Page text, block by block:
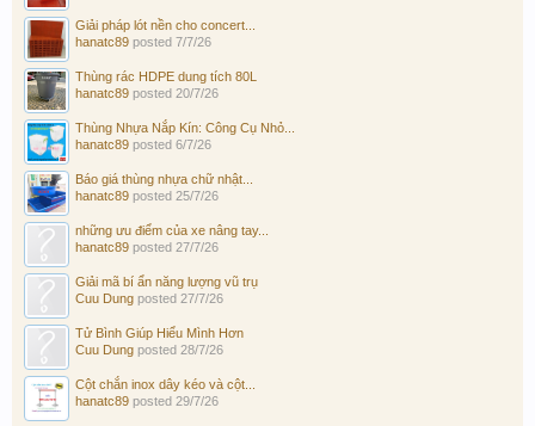
Giải pháp lót nền cho concert...
hanatc89 posted 7/7/26
Thùng rác HDPE dung tích 80L
hanatc89 posted 20/7/26
Thùng Nhựa Nắp Kín: Công Cụ Nhỏ...
hanatc89 posted 6/7/26
Báo giá thùng nhựa chữ nhật...
hanatc89 posted 25/7/26
những ưu điểm của xe nâng tay...
hanatc89 posted 27/7/26
Giải mã bí ẩn năng lượng vũ trụ
Cuu Dung posted 27/7/26
Tử Bình Giúp Hiểu Mình Hơn
Cuu Dung posted 28/7/26
Cột chắn inox dây kéo và cột...
hanatc89 posted 29/7/26